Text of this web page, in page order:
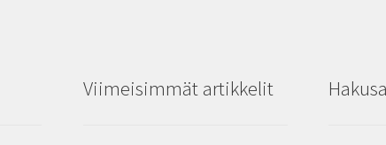
Viimeisimmät artikkelit